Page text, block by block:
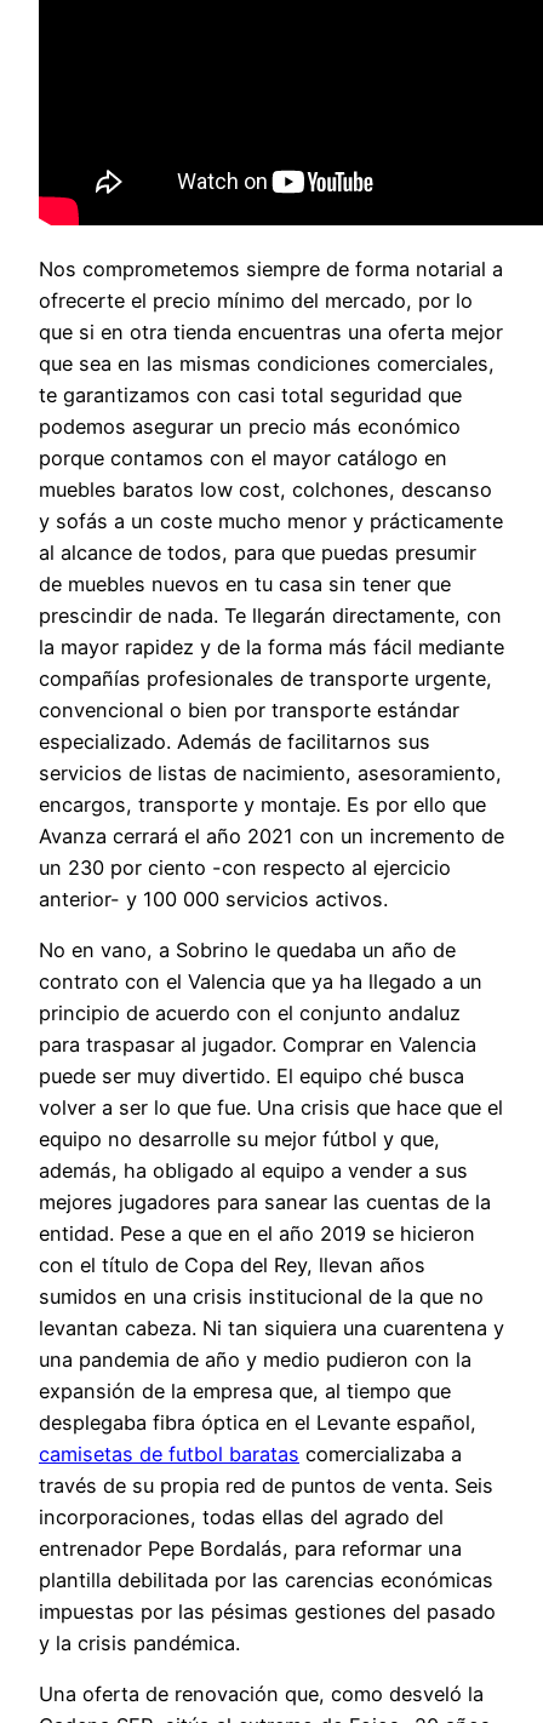
Nos comprometemos siempre de forma notarial a
ofrecerte el precio mínimo del mercado, por lo
que si en otra tienda encuentras una oferta mejor
que sea en las mismas condiciones comerciales,
te garantizamos con casi total seguridad que
podemos asegurar un precio más económico
porque contamos con el mayor catálogo en
muebles baratos low cost, colchones, descanso
y sofás a un coste mucho menor y prácticamente
al alcance de todos, para que puedas presumir
de muebles nuevos en tu casa sin tener que
prescindir de nada. Te llegarán directamente, con
la mayor rapidez y de la forma más fácil mediante
compañías profesionales de transporte urgente,
convencional o bien por transporte estándar
especializado. Además de facilitarnos sus
servicios de listas de nacimiento, asesoramiento,
encargos, transporte y montaje. Es por ello que
Avanza cerrará el año 2021 con un incremento de
un 230 por ciento -con respecto al ejercicio
anterior- y 100 000 servicios activos.
No en vano, a Sobrino le quedaba un año de
contrato con el Valencia que ya ha llegado a un
principio de acuerdo con el conjunto andaluz
para traspasar al jugador. Comprar en Valencia
puede ser muy divertido. El equipo ché busca
volver a ser lo que fue. Una crisis que hace que el
equipo no desarrolle su mejor fútbol y que,
además, ha obligado al equipo a vender a sus
mejores jugadores para sanear las cuentas de la
entidad. Pese a que en el año 2019 se hicieron
con el título de Copa del Rey, llevan años
sumidos en una crisis institucional de la que no
levantan cabeza. Ni tan siquiera una cuarentena y
una pandemia de año y medio pudieron con la
expansión de la empresa que, al tiempo que
desplegaba fibra óptica en el Levante español,
camisetas de futbol baratas comercializaba a
través de su propia red de puntos de venta. Seis
incorporaciones, todas ellas del agrado del
entrenador Pepe Bordalás, para reformar una
plantilla debilitada por las carencias económicas
impuestas por las pésimas gestiones del pasado
y la crisis pandémica.
Una oferta de renovación que, como desveló la